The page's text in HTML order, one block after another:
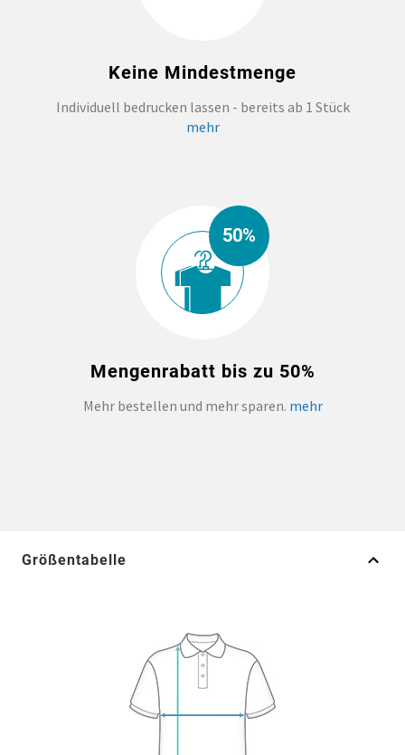
Keine Mindestmenge
Individuell bedrucken lassen - bereits ab 1 Stück
mehr
50%
Mengenrabatt bis zu 50%
Mehr bestellen und mehr sparen. mehr
Größentabelle